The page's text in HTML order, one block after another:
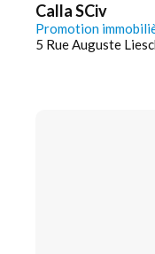
Calla SCiv
Promotion
5 Rue Auguste